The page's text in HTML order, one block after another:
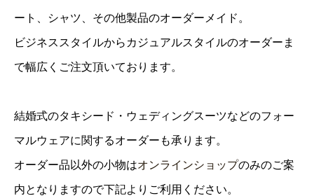
ート、シャツ、その他製品のオーダーメイド。
ビジネススタイルからカジュアルスタイルのオーダーま
で幅広くご注文頂いております。
結婚式のタキシード・ウェディングスーツなどのフォー
マルウェアに関するオーダーも承ります。
オーダー品以外の小物はオンラインショップのみのご案
内となりますので下記よりご利用ください。